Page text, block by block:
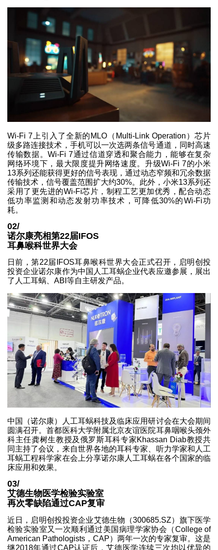
Wi-Fi 7上引入了全新的MLO（Multi-Link Operation）芯片
级多路连接技术，手机可以一次选两条信号通道，同时高速
传输数据。Wi-Fi 7通过信道穿透和聚合能力，能够在复杂
网络环境下，最大限度提升网络速度。升级Wi-Fi 7的小米
13系列还能获得更好的信号表现，通过动态窄频和冗余数据
传输技术，信号覆盖范围扩大约30%。此外，小米13系列还
采用了更先进的Wi-Fi芯片，制程工艺更加优秀，配合动态
低功率监测和动态发射功率技术，可降低30%的Wi-Fi功
耗。
02/
诺尔康亮相第22届IFOS
耳鼻喉科世界大会
日前，第22届IFOS耳鼻喉科世界大会正式召开，启明创投
投资企业诺尔康作为中国人工耳蜗企业代表应邀参展，展出
了人工耳蜗、ABI等自主研发产品。
中国（诺尔康）人工耳蜗科技及临床应用研讨会在大会期间
圆满召开。首都医科大学附属北京友谊医院耳鼻咽喉头颈外
科主任龚树生教授及俄罗斯耳科专家Khassan Diab教授共
同主持了会议，来自世界各地的耳科专家、听力学家和人工
耳蜗工程科学家在会上分享诺尔康人工耳蜗在各个国家的临
床应用和效果。
03/
艾德生物医学检验实验室
再次零缺陷通过CAP复审
近日，启明创投投资企业艾德生物（300685.SZ）旗下医学
检验实验室又一次顺利通过美国病理学家协会（College of
American Pathologists，CAP）两年一次的专家复审。这是
继2018年通过CAP认证后，艾德医学连续三次均以优异的